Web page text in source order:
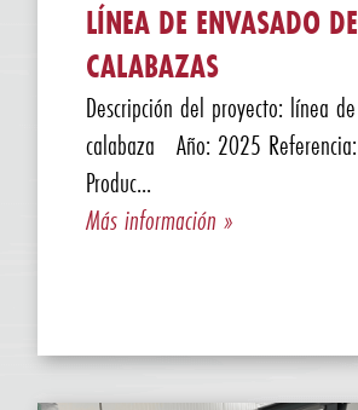
LÍNEA DE ENVASADO DE
CALABAZAS
Descripción del proyecto: línea
calabaza Año: 2025 Referencia:
Produc...
Más información »